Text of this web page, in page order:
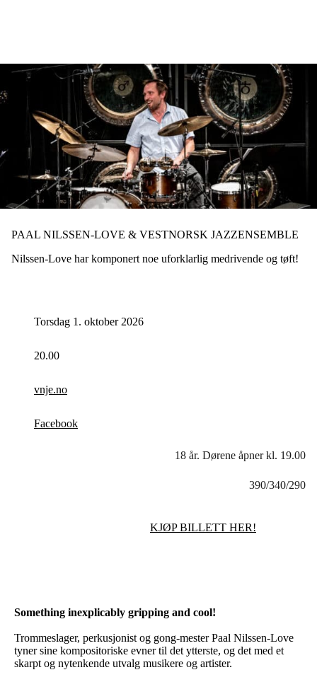
PAAL NILSSEN-LOVE & VESTNORSK JAZZENSEMBLE
Nilssen-Love har komponert noe uforklarlig medrivende og tøft!
Torsdag 1. oktober 2026
20.00
vnje.no
Facebook
18 år. Dørene åpner kl. 19.00
390/340/290
KJØP BILLETT HER!
Something inexplicably gripping and cool!
Trommeslager, perkusjonist og gong-mester Paal Nilssen-Love
tyner sine kompositoriske evner til det ytterste, og det med et
skarpt og nytenkende utvalg musikere og artister.